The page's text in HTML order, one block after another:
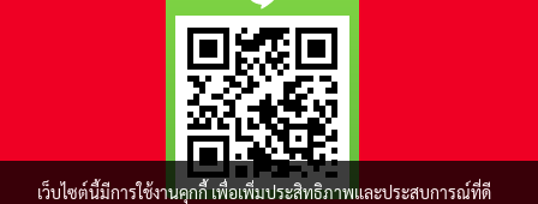
เว็บไซต์นี้มีการใช้งานคุกกี้ เพื่อเพิ่มประสิทธิภาพและประสบการณ์ที่ดี